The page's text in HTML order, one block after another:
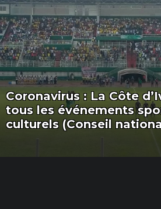
Coronavirus : La Côte
tous les événements
culturels (Conseil